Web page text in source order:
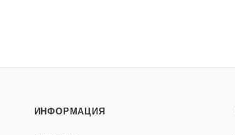
ИНФОРМАЦИЯ